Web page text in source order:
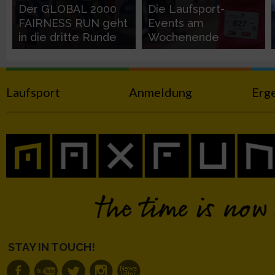
Der GLOBAL 2000
FAIRNESS RUN geht
in die dritte Runde
Die Laufsport-
Events am
Wochenende
Laufsport Anmeldung
STAY IN TOUCH!
Nicht-IAB-Verarbeitungszwecke:
Notwendig
Funktional
Werbung